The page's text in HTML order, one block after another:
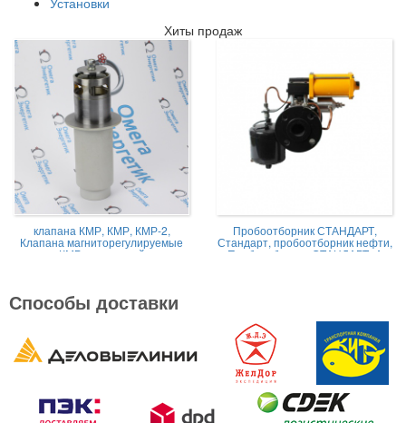
Хиты продаж
клапана КМР, КМР, КМР-2,
Клапана магниторегулируемые
КМР жидкостной
Пробоотборник СТАНДАРТ,
Стандарт, пробоотборник нефти,
Пробоотборник СТАНДАРТ -А
Способы доставки